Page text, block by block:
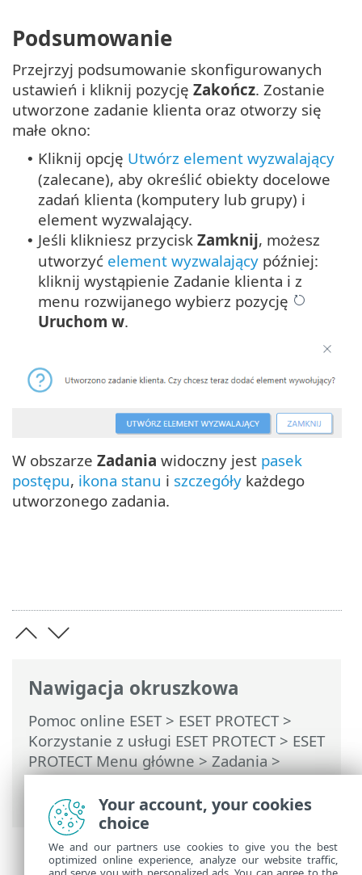
Nawigacja okruszkowa
Pomoc online ESET> ESET PROTECT>
Korzystanie z usługi ESET PROTECT> ESET
PROTECT Menu główne>Zadania>
Zadania klienta> Resetowanie bazy
danych Rogue Detection Sensor
Podsumowanie
Przejrzyj podsumowanie skonfigurowanych
ustawień i kliknij pozycję Zakończ. Zostanie
utworzone zadanie klienta oraz otworzy się
małe okno:
• Kliknij opcję Utwórz element wyzwalający
(zalecane), aby określić obiekty docelowe
zadań klienta (komputery lub grupy) i
element wyzwalający.
• Jeśli klikniesz przycisk Zamknij, możesz
utworzyć element wyzwalający później:
kliknij wystąpienie Zadanie klienta i z
menu rozwijanego wybierz pozycję
Uruchom w.
W obszarze Zadania widoczny jest pasek
postępu, ikona stanu i szczegóły każdego
utworzonego zadania.
Your account, your cookies
choice
We and our partners use cookies to give you the best
optimized online experience, analyze our website traffic,